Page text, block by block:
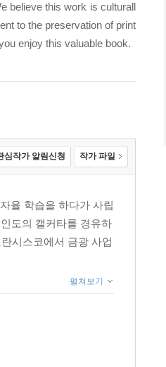
believe this work is culturall
to the preservation of print
enjoy this valuable book.
심작가 알림신청 작가 파일
율 학습을 하다가 사립
도의 캘커타를 경유하
시스코에서 금광 사업
펼쳐보기